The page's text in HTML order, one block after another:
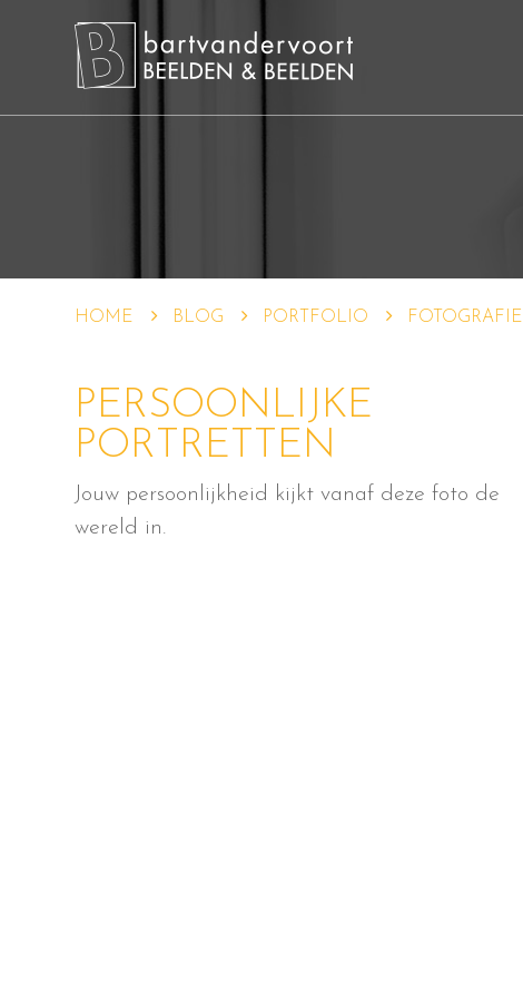
HOME BLOG PORTFOLIO FOTOGRAFIE
PERSOONLIJKE
PORTRETTEN
Jouw persoonlijkheid kijkt vanaf deze foto de
wereld in.